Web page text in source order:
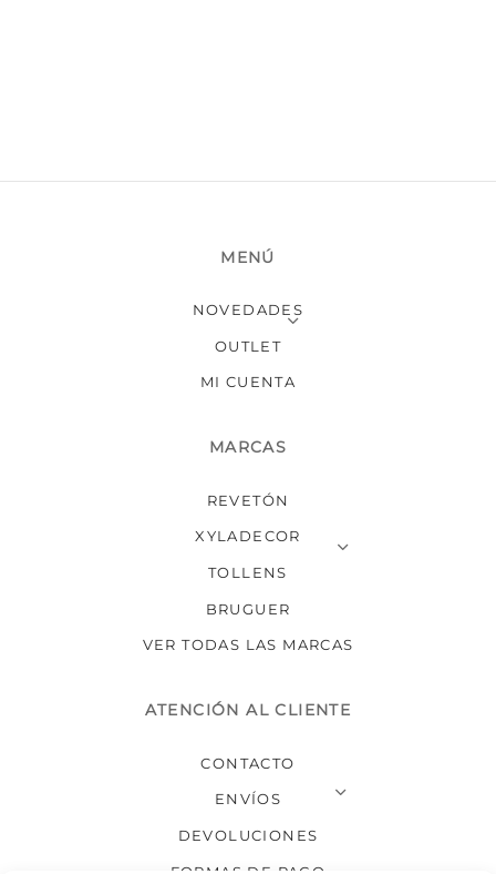
MENÚ
NOVEDADES
OUTLET
MI CUENTA
MARCAS
REVETÓN
XYLADECOR
TOLLENS
BRUGUER
VER TODAS LAS MARCAS
ATENCIÓN AL CLIENTE
CONTACTO
ENVÍOS
DEVOLUCIONES